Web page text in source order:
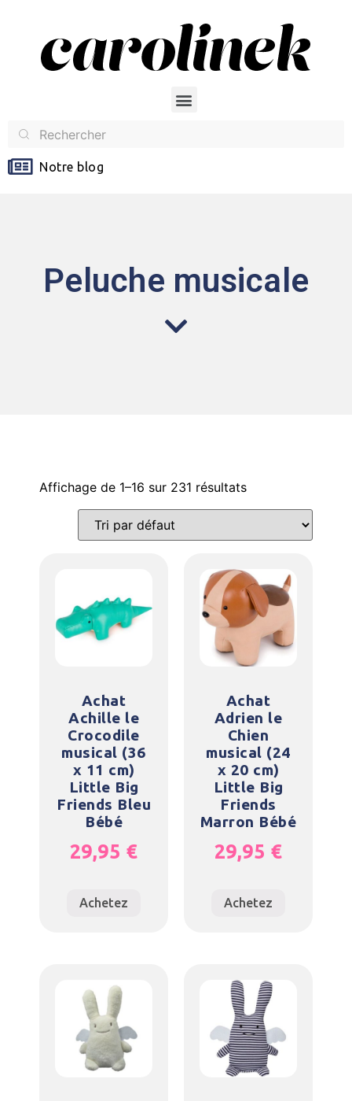
Notre blog
Peluche musicale
Affichage de 1–16 sur 231 résultats
Achat
Achille le
Crocodile
musical (36
x 11 cm)
Little Big
Friends Bleu
Bébé
29,95 €
Achetez
Achat
Adrien le
Chien
musical (24
x 20 cm)
Little Big
Friends
Marron Bébé
29,95 €
Achetez